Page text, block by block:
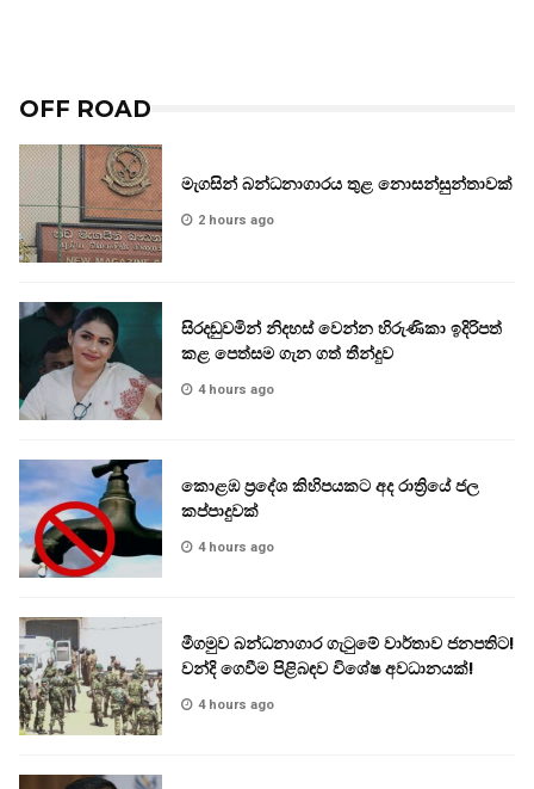
OFF ROAD
මැගසින් බන්ධනාගාරය තුළ නොසන්සුන්තාවක්
2 hours ago
සිරදඬුවමින් නිදහස් වෙන්න හිරුණිකා ඉදිරිපත්
කළ පෙත්සම ගැන ගත් තීන්දුව
4 hours ago
කොළඹ ප්‍රදේශ කිහිපයකට අද රාත්‍රියේ ජල
කප්පාදුවක්
4 hours ago
මීගමුව බන්ධනාගාර ගැටුමේ වාර්තාව ජනපතිට!
වන්දි ගෙවීම පිළිබඳව විශේෂ අවධානයක්!
4 hours ago